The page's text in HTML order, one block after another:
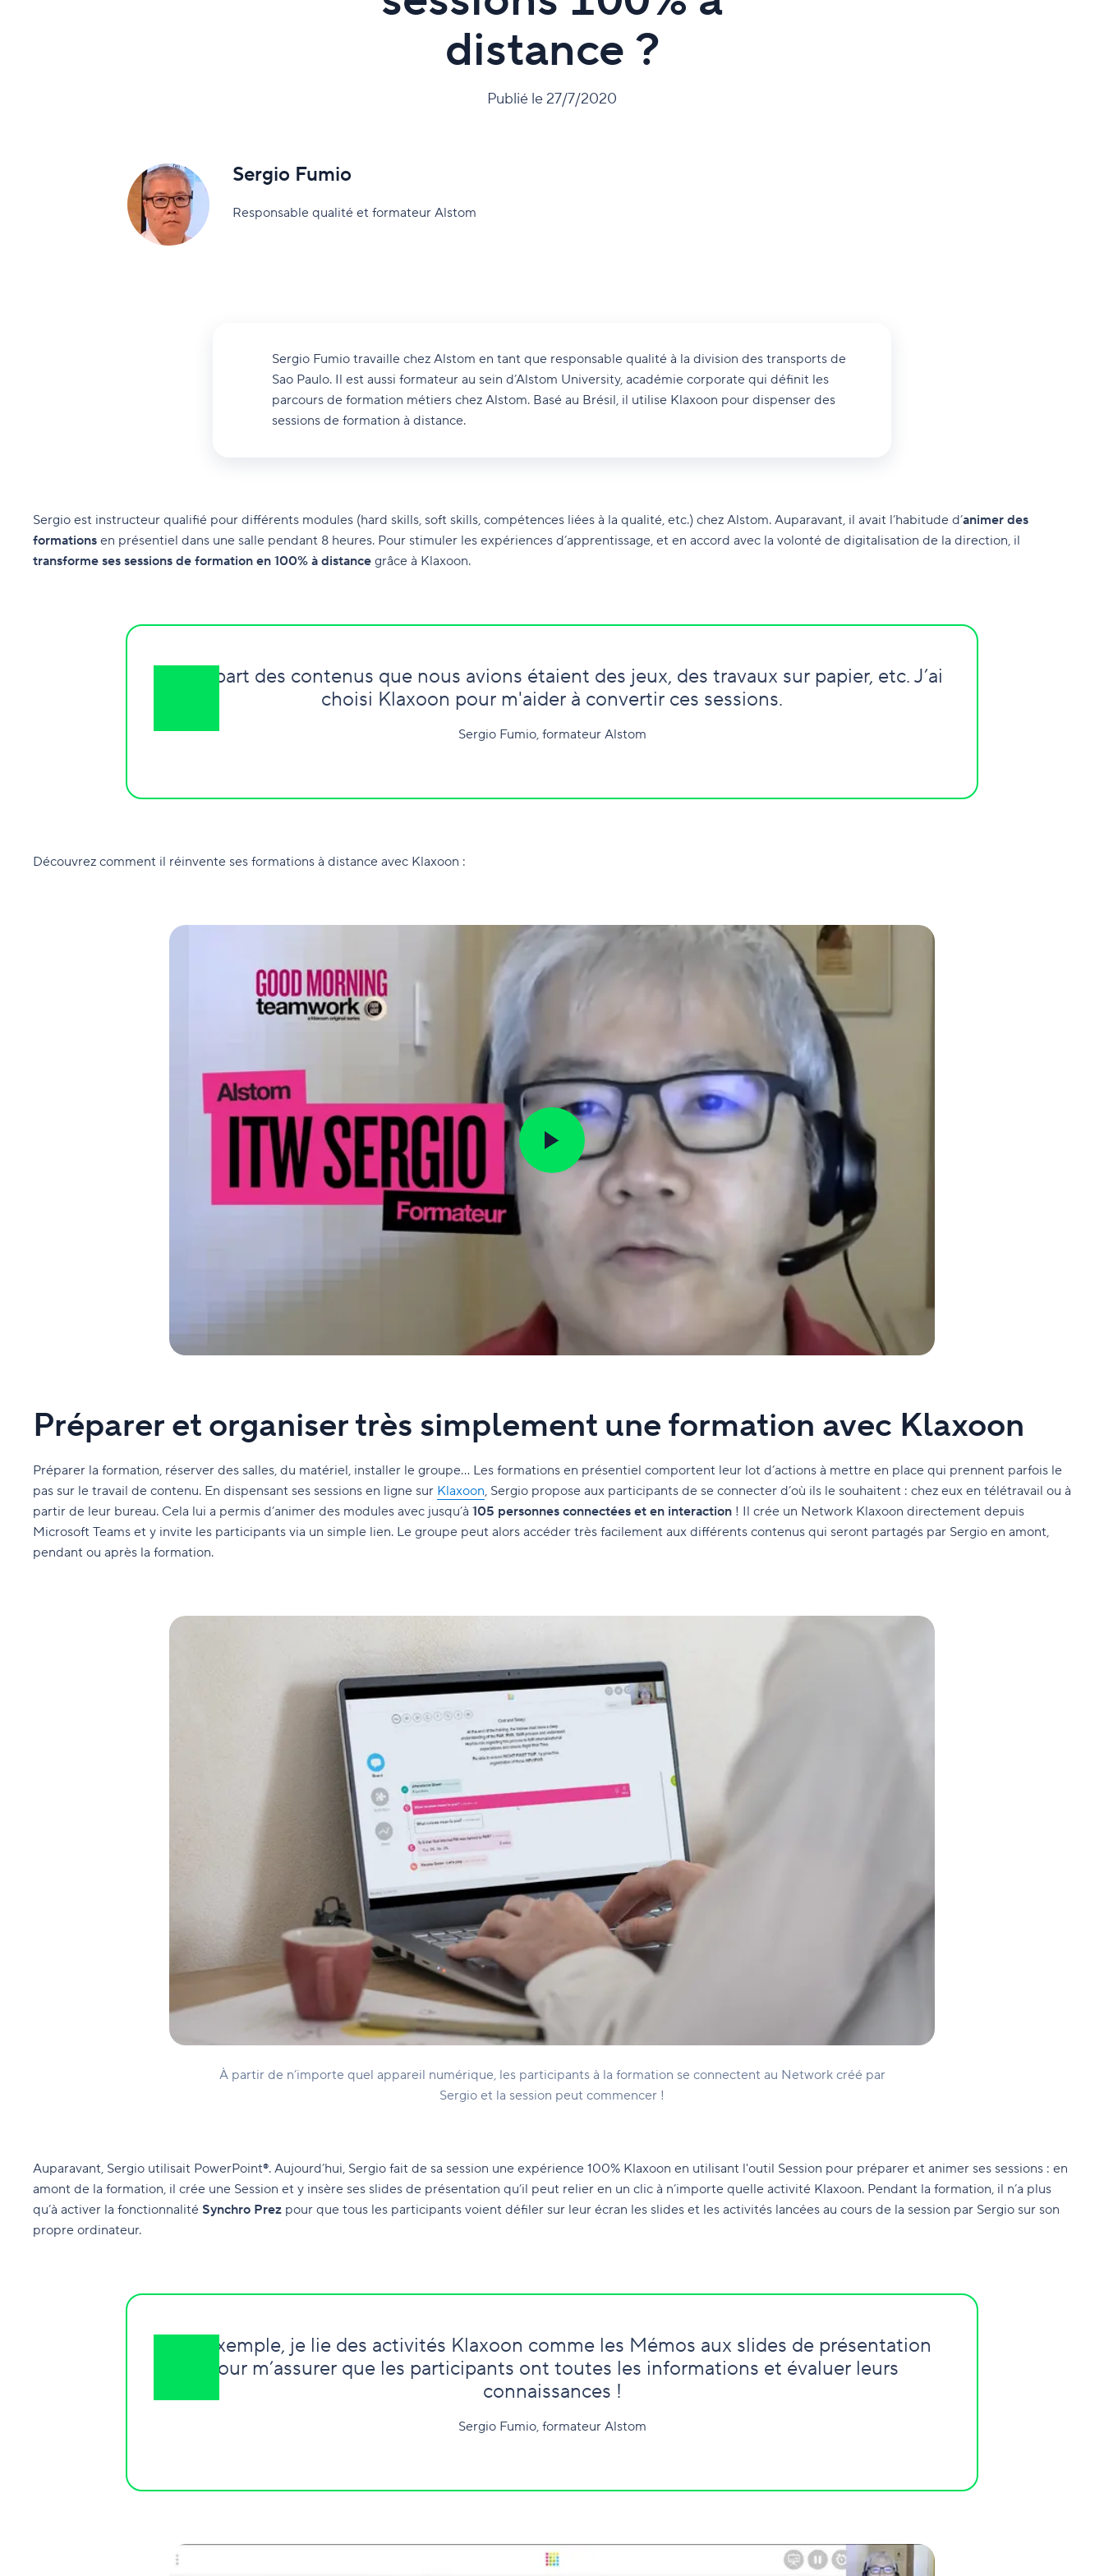
distance ?
Publié le 27/7/2020
Sergio Fumio
Responsable qualité et formateur Alstom
Sergio Fumio travaille chez Alstom en tant que responsable qualité à la division des transports de
Sao Paulo. Il est aussi formateur au sein d’Alstom University, académie corporate qui définit les
parcours de formation métiers chez Alstom. Basé au Brésil, il utilise Klaxoon pour dispenser des
sessions de formation à distance.
Sergio est instructeur qualifié pour différents modules (hard skills, soft skills, compétences liées à la qualité, etc.) chez Alstom. Auparavant, il avait l’habitude d’animer des
formations en présentiel dans une salle pendant 8 heures. Pour stimuler les expériences d’apprentissage, et en accord avec la volonté de digitalisation de la direction, il
transforme ses sessions de formation en 100% à distance grâce à Klaxoon.
La plupart des contenus que nous avions étaient des jeux, des travaux sur papier, etc. J’ai
choisi Klaxoon pour m'aider à convertir ces sessions.
Sergio Fumio, formateur Alstom
Découvrez comment il réinvente ses formations à distance avec Klaxoon :
Préparer et organiser très simplement une formation avec Klaxoon
Préparer la formation, réserver des salles, du matériel, installer le groupe… Les formations en présentiel comportent leur lot d’actions à mettre en place qui prennent parfois le
pas sur le travail de contenu. En dispensant ses sessions en ligne sur Klaxoon, Sergio propose aux participants de se connecter d’où ils le souhaitent : chez eux en télétravail ou à
partir de leur bureau. Cela lui a permis d’animer des modules avec jusqu’à 105 personnes connectées et en interaction ! Il crée un Network Klaxoon directement depuis
Microsoft Teams et y invite les participants via un simple lien. Le groupe peut alors accéder très facilement aux différents contenus qui seront partagés par Sergio en amont,
pendant ou après la formation.
À partir de n’importe quel appareil numérique, les participants à la formation se connectent au Network créé par
Sergio et la session peut commencer !
Auparavant, Sergio utilisait PowerPoint®. Aujourd’hui, Sergio fait de sa session une expérience 100% Klaxoon en utilisant l'outil Session pour préparer et animer ses sessions : en
amont de la formation, il crée une Session et y insère ses slides de présentation qu’il peut relier en un clic à n’importe quelle activité Klaxoon. Pendant la formation, il n’a plus
qu’à activer la fonctionnalité Synchro Prez pour que tous les participants voient défiler sur leur écran les slides et les activités lancées au cours de la session par Sergio sur son
propre ordinateur.
Par exemple, je lie des activités Klaxoon comme les Mémos aux slides de présentation
pour m’assurer que les participants ont toutes les informations et évaluer leurs
connaissances !
Sergio Fumio, formateur Alstom